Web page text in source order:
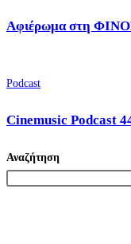
Αφιέρωμα στη
Podcast
Cinemusic Podcast
Αναζήτηση